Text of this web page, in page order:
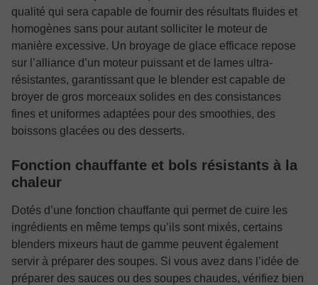
qualité qui sera capable de fournir des résultats fluides et
homogènes sans pour autant solliciter le moteur de
manière excessive. Un broyage de glace efficace repose
sur l’alliance d’un moteur puissant et de lames ultra-
résistantes, garantissant que le blender est capable de
broyer de gros morceaux solides en des consistances
fines et uniformes adaptées pour des smoothies, des
boissons glacées ou des desserts.
Fonction chauffante et bols résistants à la
chaleur
Dotés d’une fonction chauffante qui permet de cuire les
ingrédients en même temps qu’ils sont mixés, certains
blenders mixeurs haut de gamme peuvent également
servir à préparer des soupes. Si vous avez dans l’idée de
préparer des sauces ou des soupes chaudes, vérifiez bien